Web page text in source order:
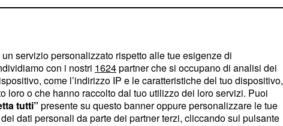
servizio personalizzato rispetto alle tue esigenze di
con i nostri 1624partner che si occupano di analisi dei
come l’indirizzo IP e le caratteristiche del tuo dispositivo,
loro o che hanno raccolto dal tuo utilizzo dei loro servizi. Puoi
tutti” presente su questo banner oppure personalizzare le tue
dati personali da parte dei partner terzi, cliccando sul pulsante